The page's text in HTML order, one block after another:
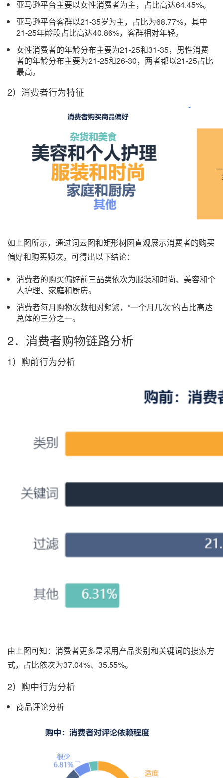
亚马逊平台主要以女性消费者为主，占比高达64.45%。
亚马逊平台客群以21-35岁为主，占比为68.77%，其中
21-25年龄段占比高达40.86%，客群相对年轻。
女性消费者的年龄分布主要为21-25和31-35，男性消费
者的年龄分布主要为21-25和26-30，两者都以21-25占比
最高。
2）消费者行为特征
如上图所示，通过词云图和矩形树图直观展示消费者的购买
偏好和购买频次。可得出以下结论：
消费者的购买偏好前三品类依次为服装和时尚、美容和个
人护理、家庭和厨房。
消费者每月购物次数相对频繁，“一个月几次”的占比高达
总体的三分之一。
2．消费者购物链路分析
1）购前行为分析
由上图可知：消费者更多是采用产品类别和关键词的搜索方
式，占比依次为37.04%、35.55%。
2）购中行为分析
商品评论分析